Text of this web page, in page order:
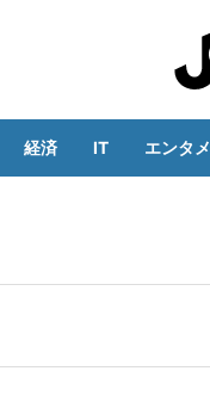
経済 IT エンタメ